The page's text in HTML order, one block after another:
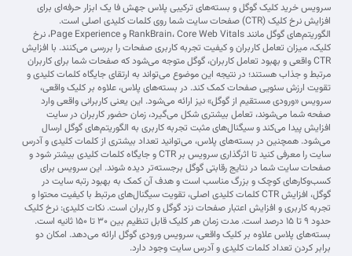
سرویس خرید کلیک گوگل و بسته‌های ترکیبی پلاس جهش فا یک ابزار حرفه‌ای برای
افزایش نرخ کلیک (CTR) صفحات سایت شما روی کلمات کلیدی اصلی است.
الگوریتم‌های گوگل مانند RankBrain، Core Web Vitals و Page Experience، نرخ
کلیک، میزان تعامل کاربران و کیفیت تجربه کاربری صفحات را بررسی می‌کنند. با افزایش
CTR واقعی و بهبود تعامل کاربران، گوگل متوجه می‌شود که صفحات شما برای کاربران
مرتبط و جذاب هستند؛ در نتیجه این موضوع می‌تواند به ارتقای جایگاه کلمات کلیدی و
تقویت ارزش سئویی صفحات کمک کند. در بسته‌های پلاس، علاوه بر کلیک واقعی،
سرویس «ورودی مستقیم از گوگل» نیز ارائه می‌شود. این یعنی کاربرانی واقعی وارد
صفحه شما می‌شوند، تعامل بیشتری شکل می‌گیرد، زمان حضور کاربران در سایت
افزایش پیدا می‌کند و سیگنال‌های مثبت تجربه کاربری به الگوریتم‌های گوگل ارسال
می‌شود. همچنین در بسته‌های پلاس، می‌توانید تعداد بیشتری از کلمات کلیدی و آدرس
سایت را معرفی کنید تا اثرگذاری سرویس بر CTR و جایگاه کلمات کلیدی بیشتر شود و
صفحات سایت شما در نتایج رقابتی گوگل برجسته‌تر دیده شوند. این سرویس برای
کسب‌وکارهای کوچک و بزرگ مناسب است و هدف آن کمک به بهبود رتبه سایت در
گوگل، افزایش CTR کلمات کلیدی اصلی، تقویت سیگنال‌های مرتبط با کیفیت محتوا و
تجربه کاربری و افزایش اعتبار صفحات نزد گوگل و کاربران است. نکات کلیدی: نرخ کلیک
حدود ۹ تا ۱۵ درصد است. مدت زمان هر کلیک قابل تنظیم بین ۳۰ تا ۱۵۰ ثانیه است.
بسته‌های پلاس علاوه بر کلیک واقعی، سرویس ورودی گوگل ارائه می‌دهد. امکان دو
برابر کردن تعداد کلمات کلیدی و آدرس سایت وجود دارد.